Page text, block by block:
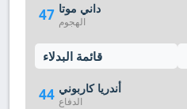
47 داني موتا
الهجوم
قائمة البدلاء
44 أندريا كاربوني
الدفاع